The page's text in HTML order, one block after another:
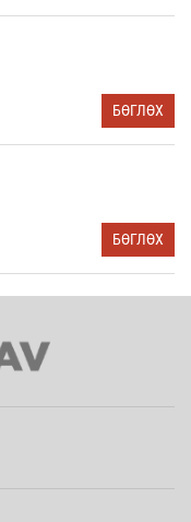
БӨГЛӨХ
БӨГЛӨХ